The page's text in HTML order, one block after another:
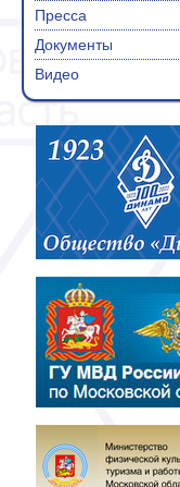
Пресса
Документы
Видео